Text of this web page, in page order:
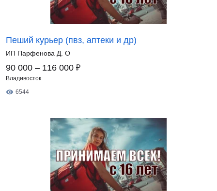
Пеший курьер (пвз, аптеки и др)
ИП Парфенова Д. О
90 000 – 116 000 ₽
Владивосток
6544